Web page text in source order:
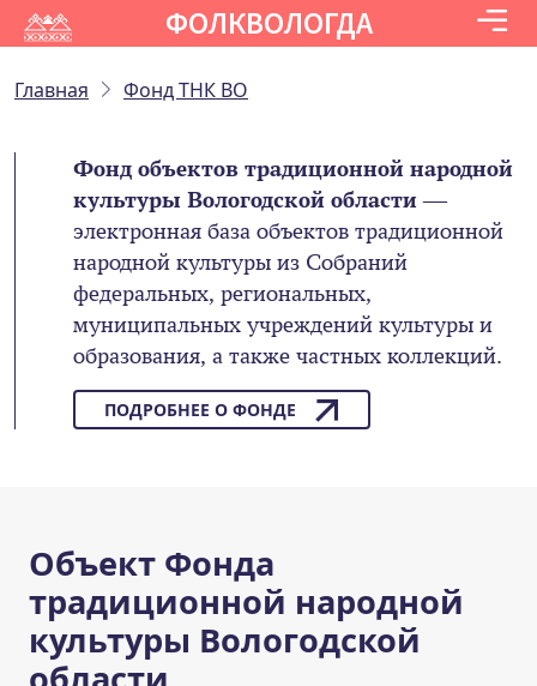
ФОЛКВОЛОГДА
Главная Фонд ТНК ВО
Фонд объектов традиционной народной
культуры Вологодской области—
электронная база объектов традиционной
народной культуры из Собраний
федеральных, региональных,
муниципальных учреждений культуры и
образования, а также частных коллекций.
ПОДРОБНЕЕ О ФОНДЕ
Объект Фонда
традиционной народной
культуры Вологодской